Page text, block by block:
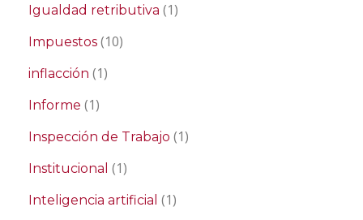
Igualdad retributiva (1)
Impuestos (10)
inflacción (1)
Informe (1)
Inspección de Trabajo (1)
Institucional (1)
Inteligencia artificial (1)